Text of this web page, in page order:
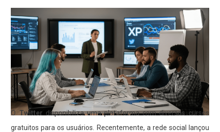
OTwitter disponibiliza uma plataforma com diversos cursos
gratuitos para os usuários. Recentemente, a rede social lançou